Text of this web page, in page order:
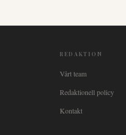
REDAKTION
Vårt team
Redaktionell policy
Kontakt